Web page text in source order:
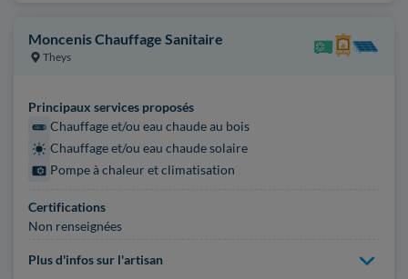
Moncenis Chauffage Sanitaire
Theys
Principaux services proposés
Chauffage et/ou eau chaude au bois
Chauffage et/ou eau chaude solaire
Pompe à chaleur et climatisation
Certifications
Non renseignées
Plus d'infos sur l'artisan